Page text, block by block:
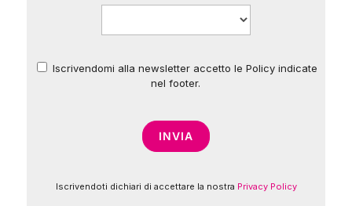
*
Iscrivendomi alla newsletter accetto le Policy indicate
nel footer.
Iscrivendoti dichiari di accettare la nostra Privacy Policy